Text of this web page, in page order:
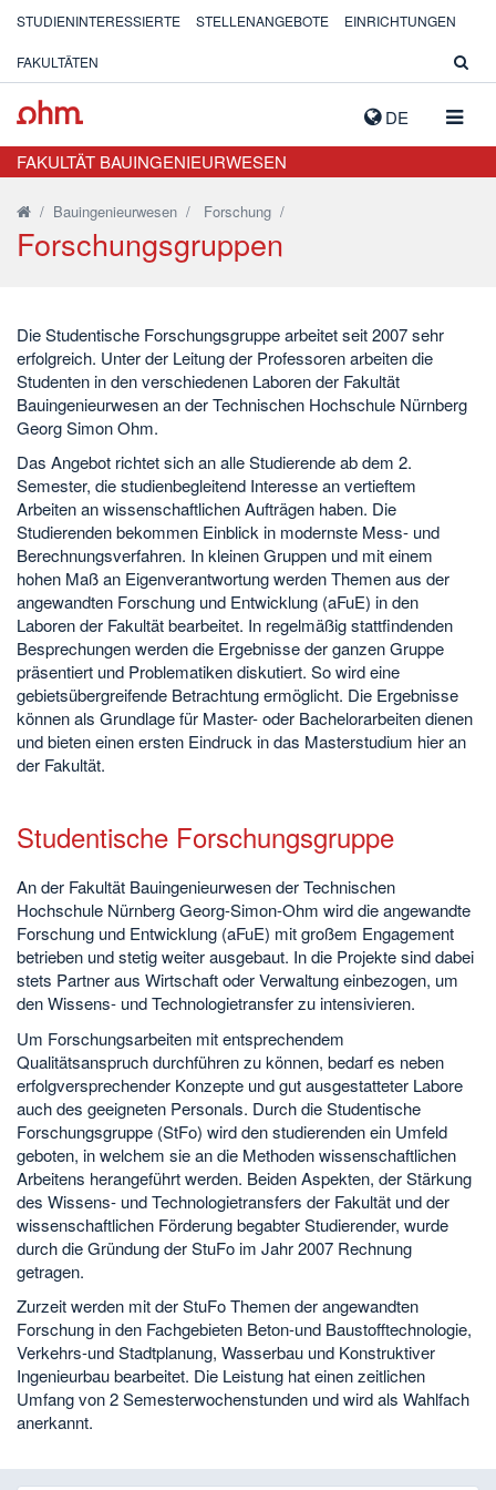
DE
STUDIENINTERESSIERTE STELLENANGEBOTE EINRICHTUNGEN
FAKULTÄTEN
FAKULTÄT BAUINGENIEURWESEN
/ Bauingenieurwesen / Forschung /
Forschungsgruppen
Die Studentische Forschungsgruppe arbeitet seit 2007 sehr
erfolgreich. Unter der Leitung der Professoren arbeiten die
Studenten in den verschiedenen Laboren der Fakultät
Bauingenieurwesen an der Technischen Hochschule Nürnberg
Georg Simon Ohm.
Das Angebot richtet sich an alle Studierende ab dem 2.
Semester, die studienbegleitend Interesse an vertieftem
Arbeiten an wissenschaftlichen Aufträgen haben. Die
Studierenden bekommen Einblick in modernste Mess- und
Berechnungsverfahren. In kleinen Gruppen und mit einem
hohen Maß an Eigenverantwortung werden Themen aus der
angewandten Forschung und Entwicklung (aFuE) in den
Laboren der Fakultät bearbeitet. In regelmäßig stattfindenden
Besprechungen werden die Ergebnisse der ganzen Gruppe
präsentiert und Problematiken diskutiert. So wird eine
gebietsübergreifende Betrachtung ermöglicht. Die Ergebnisse
können als Grundlage für Master- oder Bachelorarbeiten dienen
und bieten einen ersten Eindruck in das Masterstudium hier an
der Fakultät.
Studentische Forschungsgruppe
An der Fakultät Bauingenieurwesen der Technischen
Hochschule Nürnberg Georg-Simon-Ohm wird die angewandte
Forschung und Entwicklung (aFuE) mit großem Engagement
betrieben und stetig weiter ausgebaut. In die Projekte sind dabei
stets Partner aus Wirtschaft oder Verwaltung einbezogen, um
den Wissens- und Technologietransfer zu intensivieren.
Um Forschungsarbeiten mit entsprechendem
Qualitätsanspruch durchführen zu können, bedarf es neben
erfolgversprechender Konzepte und gut ausgestatteter Labore
auch des geeigneten Personals. Durch die Studentische
Forschungsgruppe (StFo) wird den studierenden ein Umfeld
geboten, in welchem sie an die Methoden wissenschaftlichen
Arbeitens herangeführt werden. Beiden Aspekten, der Stärkung
des Wissens- und Technologietransfers der Fakultät und der
wissenschaftlichen Förderung begabter Studierender, wurde
durch die Gründung der StuFo im Jahr 2007 Rechnung
getragen.
Zurzeit werden mit der StuFo Themen der angewandten
Forschung in den Fachgebieten Beton-und Baustofftechnologie,
Verkehrs-und Stadtplanung, Wasserbau und Konstruktiver
Ingenieurbau bearbeitet. Die Leistung hat einen zeitlichen
Umfang von 2 Semesterwochenstunden und wird als Wahlfach
anerkannt.